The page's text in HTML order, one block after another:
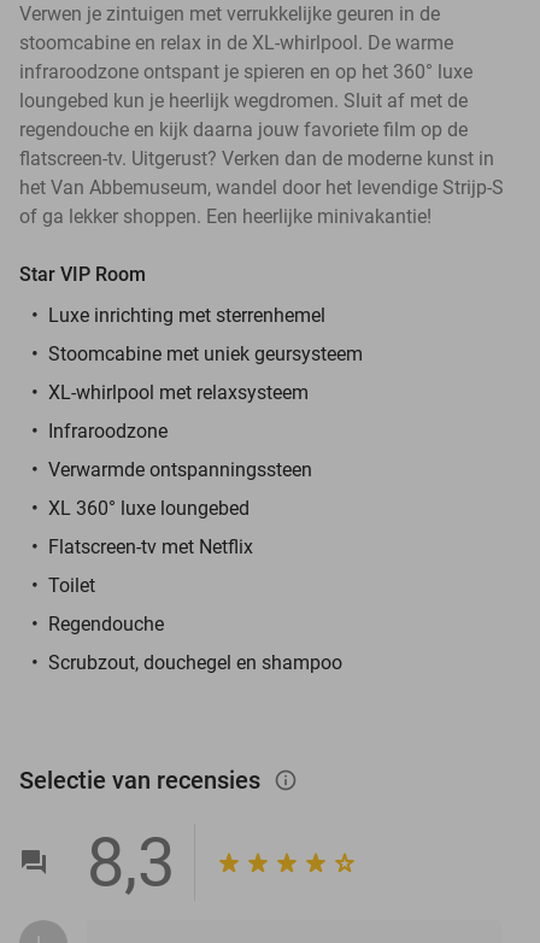
Verwen je zintuigen met verrukkelijke geuren in de
stoomcabine en relax in de XL-whirlpool. De warme
infraroodzone ontspant je spieren en op het 360° luxe
loungebed kun je heerlijk wegdromen. Sluit af met de
regendouche en kijk daarna jouw favoriete film op de
flatscreen-tv. Uitgerust? Verken dan de moderne kunst in
het Van Abbemuseum, wandel door het levendige Strijp-S
of ga lekker shoppen. Een heerlijke minivakantie!
Star VIP Room
Luxe inrichting met sterrenhemel
Stoomcabine met uniek geursysteem
XL-whirlpool met relaxsysteem
Infraroodzone
Verwarmde ontspanningssteen
XL 360° luxe loungebed
Flatscreen-tv met Netflix
Toilet
Regendouche
Scrubzout, douchegel en shampoo
Selectie van recensies info_outlined
8,3